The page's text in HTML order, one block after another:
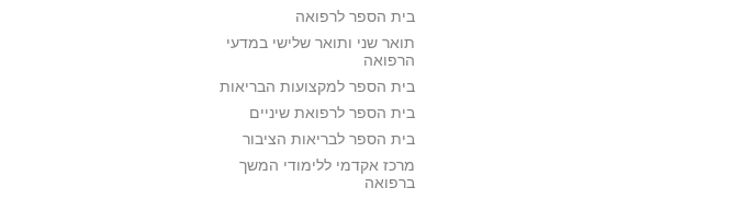
בית הספר לרפואה
תואר שני ותואר שלישי במדעי
הרפואה
בית הספר למקצועות הבריאות
בית הספר לרפואת שיניים
בית הספר לבריאות הציבור
מרכז אקדמי ללימודי המשך
ברפואה